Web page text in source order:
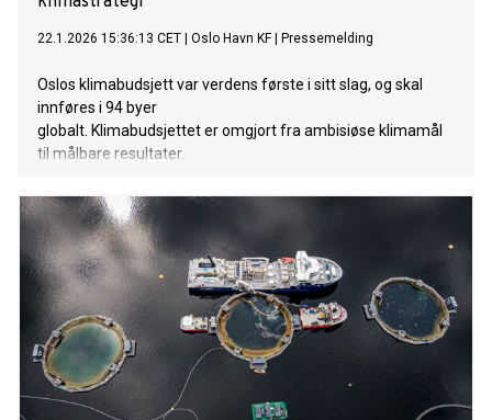
22.1.2026 15:36:13 CET Oslo Havn KF| Pressemelding
Oslos klimabudsjett var verdens første i sitt slag, og skal
innføres i 94 byer
globalt. Klimabudsjettet er omgjort fra ambisiøse klimamål
til målbare resultater.